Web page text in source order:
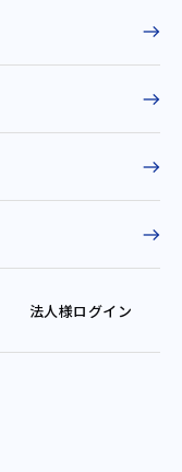
法人様ログイン